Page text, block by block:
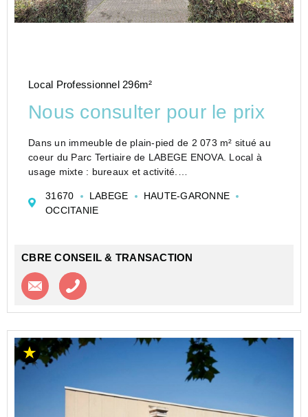
Local Professionnel 296m²
Nous consulter pour le prix
Dans un immeuble de plain-pied de 2 073 m² situé au
coeur du Parc Tertiaire de LABEGE ENOVA. Local à
usage mixte : bureaux et activité.
desservant les autoroutes de Bordeaux et Montpellier.
2 bus en liaison ave...
31670 LABEGE
HAUTE-GARONNE
OCCITANIE
CBRE CONSEIL & TRANSACTION
Contacter l'agence